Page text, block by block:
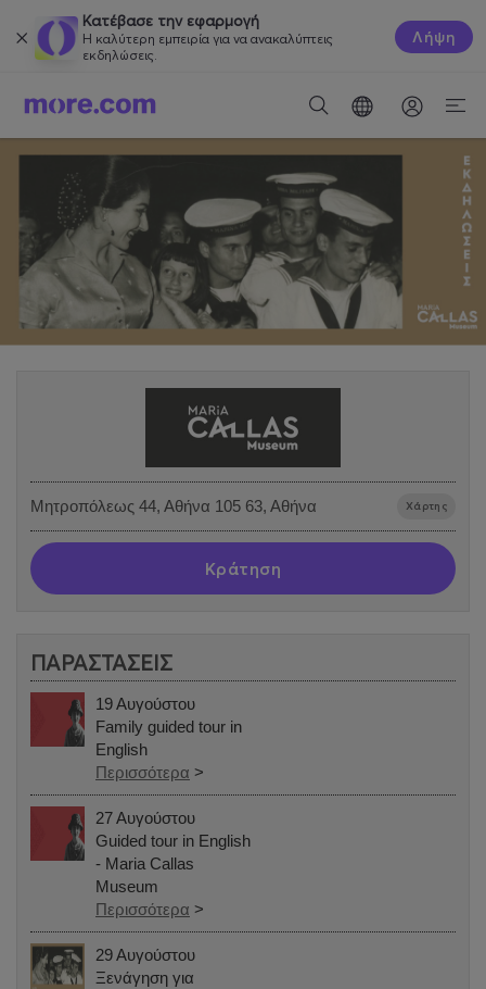
Κατέβασε την εφαρμογή
Η καλύτερη εμπειρία για να ανακαλύπτεις
εκδηλώσεις.
Λήψη
Μητροπόλεως 44, Αθήνα 105 63, Αθήνα Χάρτης
Κράτηση
ΠΑΡΑΣΤΑΣΕΙΣ
19 Αυγούστου
Family guided tour in
English
Περισσότερα >
27 Αυγούστου
Guided tour in English
- Maria Callas
Museum
Περισσότερα >
29 Αυγούστου
Ξενάγηση για